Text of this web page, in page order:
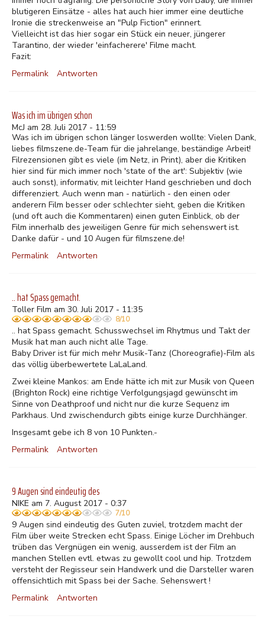
blutigeren Einsätze - alles hat auch hier immer eine deutliche
Ironie die streckenweise an "Pulp Fiction" erinnert.
Vielleicht ist das hier sogar ein Stück ein neuer, jüngerer
Tarantino, der wieder 'einfacherere' Filme macht.
Fazit:
Permalink
Antworten
Was ich im übrigen schon
McJ am 28. Juli 2017 - 11:59
Was ich im übrigen schon länger loswerden wollte: Vielen Dank,
liebes filmszene.de-Team für die jahrelange, beständige Arbeit!
Filrezensionen gibt es viele (im Netz, in Print), aber die Kritiken
hier sind für mich immer noch 'state of the art': Subjektiv (wie
auch sonst), informativ, mit leichter Hand geschrieben und doch
differenziert. Auch wenn man - natürlich - den einen oder
anderern Film besser oder schlechter sieht, geben die Kritiken
(und oft auch die Kommentaren) einen guten Einblick, ob der
Film innerhalb des jeweiligen Genre für mich sehenswert ist.
Danke dafür - und 10 Augen für filmszene.de!
Permalink
Antworten
.. hat Spass gemacht.
Toller Film am 30. Juli 2017 - 11:35
8/10
.. hat Spass gemacht. Schusswechsel im Rhytmus und Takt der
Musik hat man auch nicht alle Tage.
Baby Driver ist für mich mehr Musik-Tanz (Choreografie)-Film als
das völlig überbewertete LaLaLand.
Zwei kleine Mankos: am Ende hätte ich mit zur Musik von Queen
(Brighton Rock) eine richtige Verfolgungsjagd gewünscht im
Sinne von Deathproof und nicht nur die kurze Sequenz im
Parkhaus. Und zwischendurch gibts einige kurze Durchhänger.
Insgesamt gebe ich 8 von 10 Punkten.-
Permalink
Antworten
9 Augen sind eindeutig des
NIKE am 7. August 2017 - 0:37
7/10
9 Augen sind eindeutig des Guten zuviel, trotzdem macht der
Film über weite Strecken echt Spass. Einige Löcher im Drehbuch
trüben das Vergnügen ein wenig, ausserdem ist der Film an
manchen Stellen evtl. etwas zu gewollt cool und hip. Trotzdem
versteht der Regisseur sein Handwerk und die Darsteller waren
offensichtlich mit Spass bei der Sache. Sehenswert !
Permalink
Antworten